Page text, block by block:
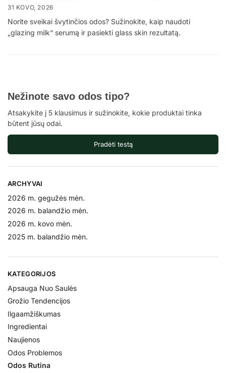
31 KOVO, 2026
Norite sveikai švytinčios odos? Sužinokite, kaip naudoti
„glazing milk“ serumą ir pasiekti glass skin rezultatą.
Nežinote savo odos tipo?
Atsakykite į 5 klausimus ir sužinokite, kokie produktai tinka
būtent jūsų odai.
Pradėti testą
ARCHYVAI
2026 m. gegužės mėn.
2026 m. balandžio mėn.
2026 m. kovo mėn.
2025 m. balandžio mėn.
KATEGORIJOS
Apsauga Nuo Saulės
Grožio Tendencijos
Ilgaamžiškumas
Ingredientai
Naujienos
Odos Problemos
Odos Rutina